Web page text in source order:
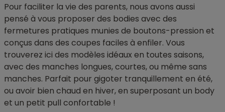
Pour faciliter la vie des parents, nous avons aussi
pensé à vous proposer des bodies avec des
fermetures pratiques munies de boutons-pression et
conçus dans des coupes faciles à enfiler. Vous
trouverez ici des modèles idéaux en toutes saisons,
avec des manches longues, courtes, ou même sans
manches. Parfait pour gigoter tranquillement en été,
ou avoir bien chaud en hiver, en superposant un body
et un petit pull confortable !